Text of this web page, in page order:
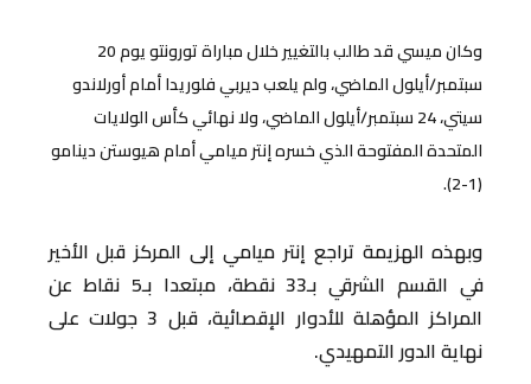
وكان ميسي قد طالب بالتغيير خلال مباراة تورونتو يوم 20
سبتمبر/أيلول الماضي، ولم يلعب ديربي فلوريدا أمام أورلاندو
سيتي، 24 سبتمبر/أيلول الماضي، ولا نهائي كأس الولايات
المتحدة المفتوحة الذي خسره إنتر ميامي أمام هيوستن دينامو
(1-2).
وبهذه الهزيمة تراجع إنتر ميامي إلى المركز قبل الأخير
في القسم الشرقي بـ33 نقطة، مبتعدا بـ5 نقاط عن
المراكز المؤهلة للأدوار الإقصائية، قبل 3 جولات على
نهاية الدور التمهيدي.